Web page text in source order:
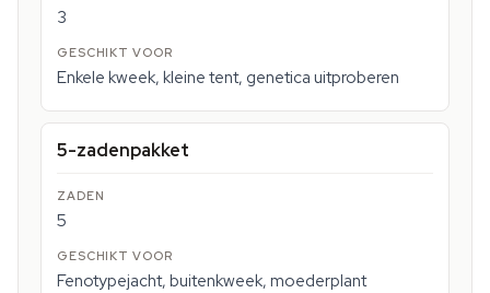
3
Enkele kweek, kleine tent, genetica uitproberen
5-zadenpakket
5
Fenotypejacht, buitenkweek, moederplant